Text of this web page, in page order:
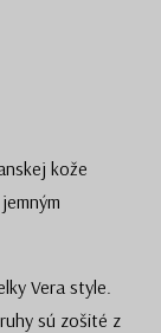
kože
Vera style.
sú zošité z